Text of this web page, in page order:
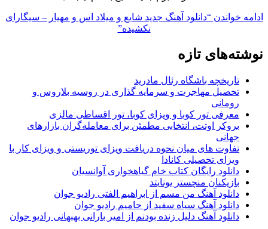
ادامه خواندن “دانلود آهنگ جدید شایع و میلاد اس و مهیار – سیگارای
نکشیده”
نوشته‌های تازه
تاریخچه باشگاه رئال مادرید
تحصیل مهاجرت و سرمایه گذاری در روسیه بلاروس و
رومانی
معرفی تور کوبا و ویزای کوبا، تور اقساطی مالزی
بروکر اوتت، انتخابی مطمئن برای معامله‌گران بازارهای
جهانی
تفاوت های میان نحوه دریافت ویزای توریستی و ویزای کار با
ویزای تحصیلی کانادا
دانلود رایگان کتاب خام گیاهخواری آوانسیان
بازیکنان منچستر یونایتد
دانلود آهنگ من مسم از ابراهیم الفتی رادیو جوان
دانلود آهنگ سیاه سفید از حامیم رادیو جوان
دانلود آهنگ دلیل زنده بودنم از امیر بارانی بهبهانی رادیو جوان